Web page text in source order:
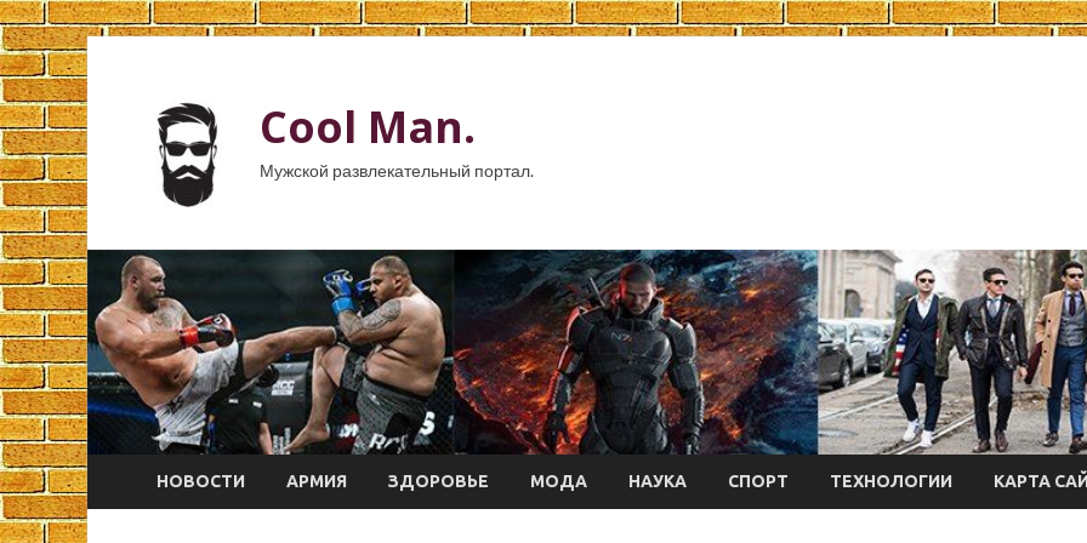
Cool Man.
Мужской развлекательный портал.
НОВОСТИ АРМИЯ ЗДОРОВЬЕ МОДА НАУКА СПОРТ ТЕХНОЛОГИИ КАРТА